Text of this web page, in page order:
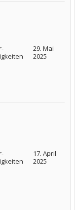
29. Mai
2025
17. April
2025